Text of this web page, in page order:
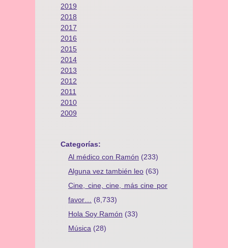
2019
2018
2017
2016
2015
2014
2013
2012
2011
2010
2009
Categorías:
Al médico con Ramón (233)
Alguna vez también leo (63)
Cine, cine, cine, más cine por
favor…
(8,733)
Hola Soy Ramón (33)
Música (28)